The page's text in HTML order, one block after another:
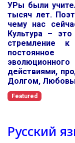
УРы были
тысяч лет.
чему нас
Культура –
стремление к
постоянное
действиями,
Долгом,
Featured
Русский